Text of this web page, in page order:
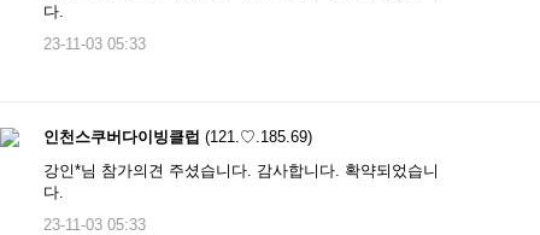
다.
23-11-03 05:33
인천스쿠버다이빙클럽 (121.♡.185.69)
강인*님 참가의견 주셨습니다. 감사합니다. 확약되었습니
다.
23-11-03 05:33